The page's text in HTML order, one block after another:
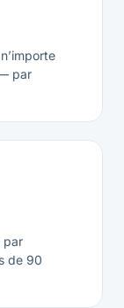
par
par
de 90